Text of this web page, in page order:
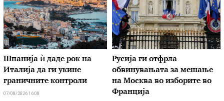
Шпанија ѝ даде рок на
Италија да ги укине
граничните контроли
07/08/2026 16:08
Русија ги отфрла
обвинувањата за мешање
на Москва во изборите во
Франција